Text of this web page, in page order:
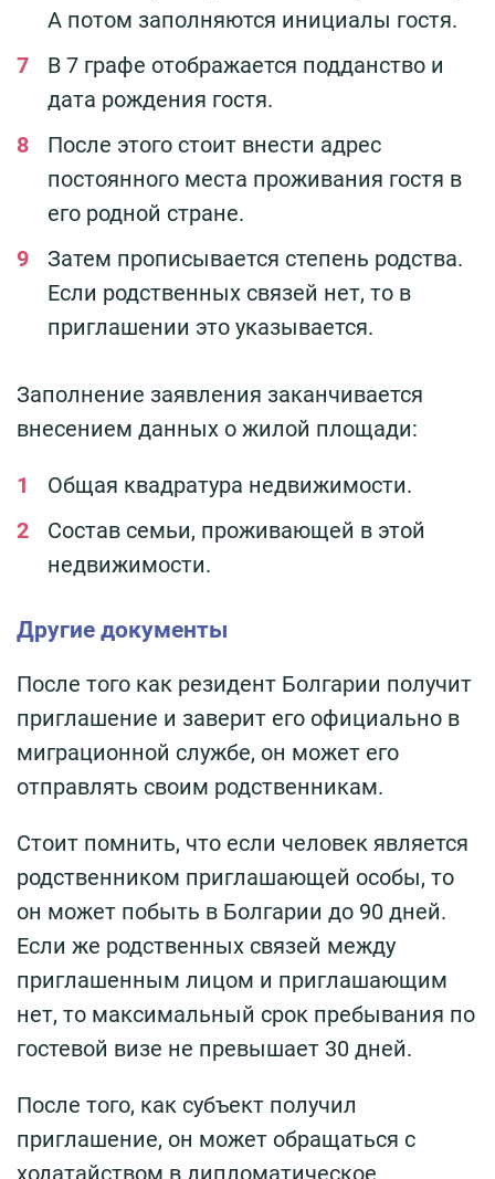
А потом заполняются инициалы гостя.
В 7 графе отображается подданство и
дата рождения гостя.
После этого стоит внести адрес
постоянного места проживания гостя в
его родной стране.
Затем прописывается степень родства.
Если родственных связей нет, то в
приглашении это указывается.
Заполнение заявления заканчивается
внесением данных о жилой площади:
Общая квадратура недвижимости.
Состав семьи, проживающей в этой
недвижимости.
Другие документы
После того как резидент Болгарии получит
приглашение и заверит его официально в
миграционной службе, он может его
отправлять своим родственникам.
Стоит помнить, что если человек является
родственником приглашающей особы, то
он может побыть в Болгарии до 90 дней.
Если же родственных связей между
приглашенным лицом и приглашающим
нет, то максимальный срок пребывания по
гостевой визе не превышает 30 дней.
После того, как субъект получил
приглашение, он может обращаться с
ходатайством в дипломатическое